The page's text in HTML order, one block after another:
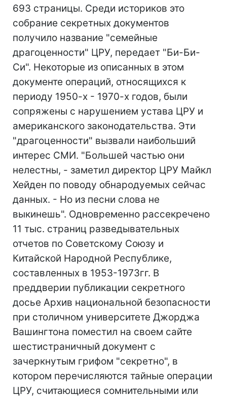
693 страницы. Среди историков это
собрание секретных документов
получило название "семейные
драгоценности" ЦРУ, передает "Би-Би-
Си". Некоторые из описанных в этом
документе операций, относящихся к
периоду 1950-х - 1970-х годов, были
сопряжены с нарушением устава ЦРУ и
американского законодательства. Эти
"драгоценности" вызвали наибольший
интерес СМИ. "Большей частью они
нелестны, - заметил директор ЦРУ Майкл
Хейден по поводу обнародуемых сейчас
данных. - Но из песни слова не
выкинешь". Одновременно рассекречено
11 тыс. страниц разведывательных
отчетов по Советскому Союзу и
Китайской Народной Республике,
составленных в 1953-1973гг. В
преддверии публикации секретного
досье Архив национальной безопасности
при столичном университете Джорджа
Вашингтона поместил на своем сайте
шестистраничный документ с
зачеркнутым грифом "секретно", в
котором перечисляются тайные операции
ЦРУ, считающиеся сомнительными или